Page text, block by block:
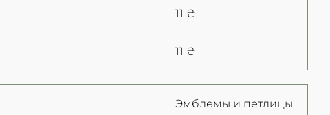
11 ₴
11 ₴
Эмблемы и петлицы